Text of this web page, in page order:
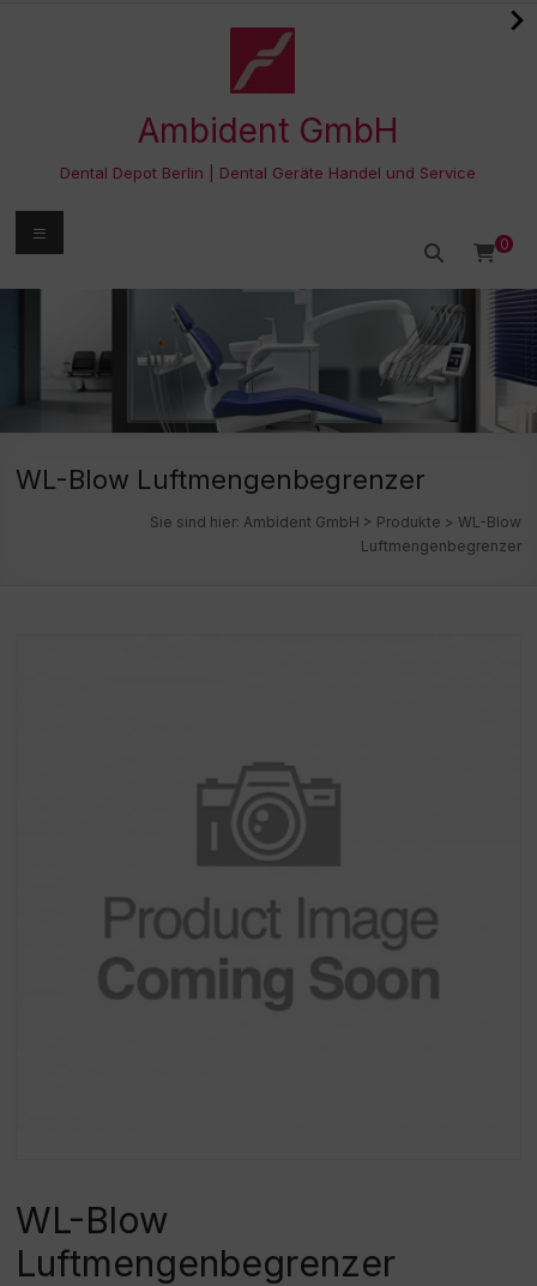
Ambident GmbH
Dental Depot Berlin | Dental Geräte Handel und Service
0
Menü
WL-Blow Luftmengenbegrenzer
Sie sind hier: Ambident GmbH > Produkte > WL-Blow
Luftmengenbegrenzer
WL-Blow
Luftmengenbegrenzer